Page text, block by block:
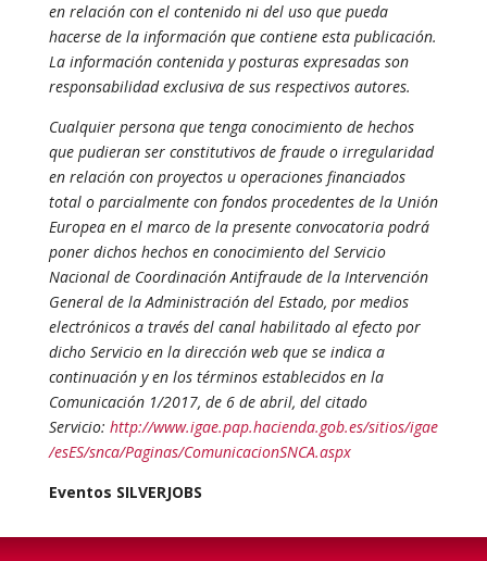
en relación con el contenido ni del uso que pueda
hacerse de la información que contiene esta publicación.
La información contenida y posturas expresadas son
responsabilidad exclusiva de sus respectivos autores.
Cualquier persona que tenga conocimiento de hechos
que pudieran ser constitutivos de fraude o irregularidad
en relación con proyectos u operaciones financiados
total o parcialmente con fondos procedentes de la Unión
Europea en el marco de la presente convocatoria podrá
poner dichos hechos en conocimiento del Servicio
Nacional de Coordinación Antifraude de la Intervención
General de la Administración del Estado, por medios
electrónicos a través del canal habilitado al efecto por
dicho Servicio en la dirección web que se indica a
continuación y en los términos establecidos en la
Comunicación 1/2017, de 6 de abril, del citado
Servicio: http://www.igae.pap.hacienda.gob.es/sitios/igae
/esES/snca/Paginas/ComunicacionSNCA.aspx
Eventos SILVERJOBS